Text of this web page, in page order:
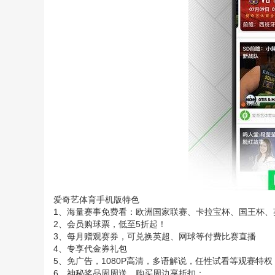
爱奇艺体育手机版特色
1、海量赛事免费看：欧洲国家联赛、卡拉宝杯、国王杯
2、会员购球票，低至5折起！
3、每月赠观赛券，可兑换英超、网球等付费比赛直播
4、专享代金券礼包
5、免广告，1080P高清，多语解说，任性试看等观赛特权